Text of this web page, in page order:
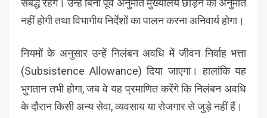
संबद्ध रहेंगे। उन्हें बिना पूर्व अनुमति मुख्यालय छोड़ने की अनुमति
नहीं होगी तथा विभागीय निर्देशों का पालन करना अनिवार्य होगा।
नियमों के अनुसार उन्हें निलंबन अवधि में जीवन निर्वाह भत्ता
(Subsistence Allowance) दिया जाएगा। हालांकि यह
भुगतान तभी होगा, जब वे यह प्रमाणित करेंगे कि निलंबन अवधि
के दौरान किसी अन्य सेवा, व्यवसाय या रोजगार से जुड़े नहीं हैं।